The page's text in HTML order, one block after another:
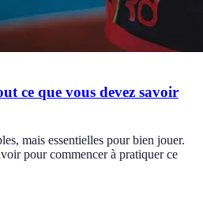
ce que vous devez savoir
mais essentielles pour bien jouer.
pour commencer à pratiquer ce